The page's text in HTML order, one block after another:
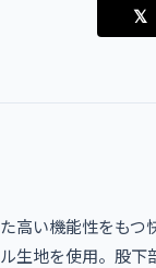
𝕏
高い機能性をもつ
生地を使用。股下